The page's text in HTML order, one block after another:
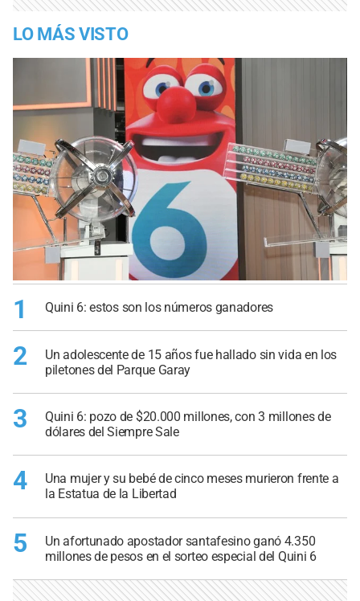
LO MÁS VISTO
1 Quini 6: estos son los números ganadores
2
Un adolescente de 15 años fue hallado sin vida en los
piletones del Parque Garay
3
Quini 6: pozo de $20.000 millones, con 3 millones de
dólares del Siempre Sale
4
Una mujer y su bebé de cinco meses murieron frente a
la Estatua de la Libertad
5
Un afortunado apostador santafesino ganó 4.350
millones de pesos en el sorteo especial del Quini 6